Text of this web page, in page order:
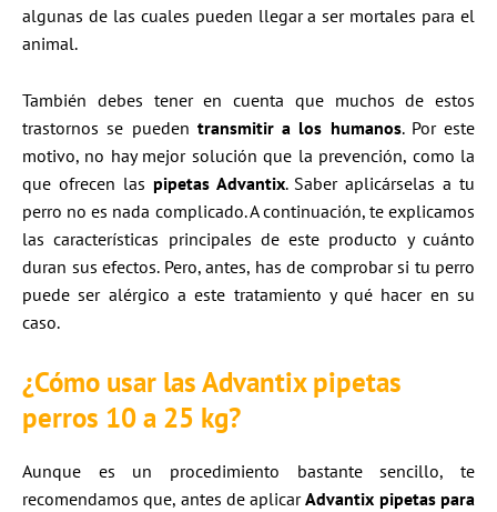
algunas de las cuales pueden llegar a ser mortales para el
animal.
También debes tener en cuenta que muchos de estos
trastornos se pueden transmitir a los humanos. Por este
motivo, no hay mejor solución que la prevención, como la
que ofrecen las pipetas Advantix. Saber aplicárselas a tu
perro no es nada complicado. A continuación, te explicamos
las características principales de este producto y cuánto
duran sus efectos. Pero, antes, has de comprobar si tu perro
puede ser alérgico a este tratamiento y qué hacer en su
caso.
¿Cómo usar las Advantix pipetas
perros 10 a 25 kg?
Aunque es un procedimiento bastante sencillo, te
recomendamos que, antes de aplicarAdvantix pipetas para